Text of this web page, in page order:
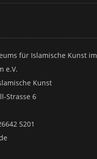
für Islamische Kunst im
e.V.
Kunst
Strasse 6
5201